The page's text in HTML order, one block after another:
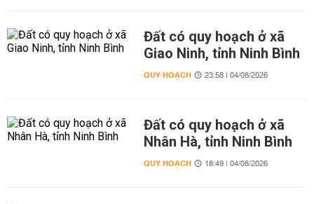
Đất có quy hoạch ở xã
Giao Ninh, tỉnh Ninh Bình
QUY HOẠCH 23:58 | 04/08/2026
Đất có quy hoạch ở xã
Nhân Hà, tỉnh Ninh Bình
QUY HOẠCH 18:49 | 04/08/2026